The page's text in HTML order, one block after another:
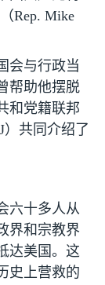
Rep. Mike
会与行政当
帮助他摆脱
和党籍联邦
）共同介绍了
六十多人从
界和宗教界
达美国。这
史上营救的